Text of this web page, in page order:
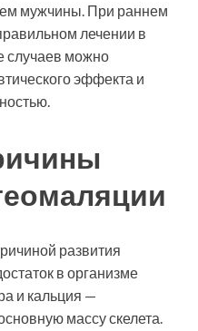
мужчины. При раннем
лечении в
случаев можно
эффекта и
развития
в организме
и кальция —
массу скелета.